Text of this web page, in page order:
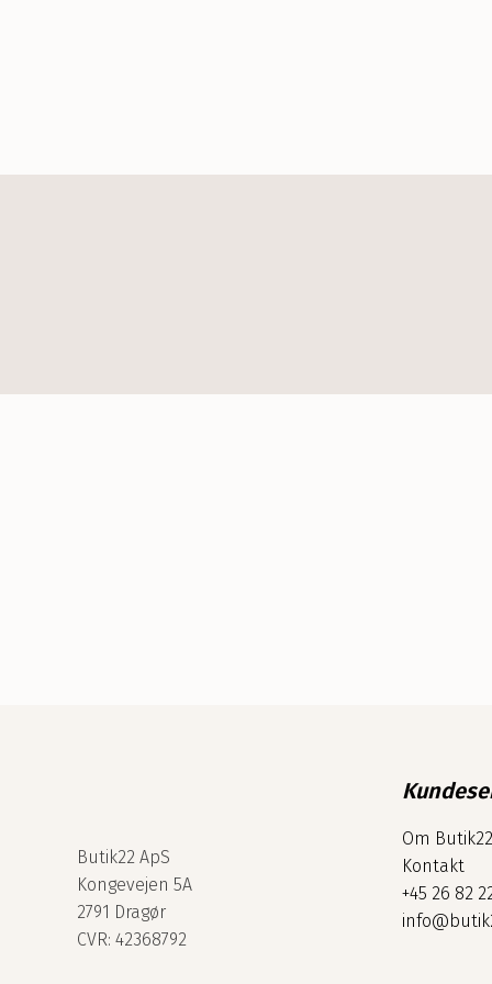
Butik22 ApS
Kongevejen 5A
2791 Dragør
CVR: 42368792
Om Butik22
Kontakt
+45 26 82